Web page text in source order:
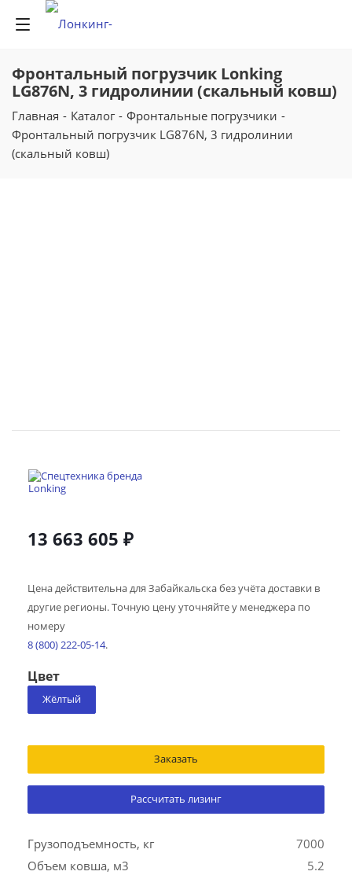
Фронтальный погрузчик Lonking
LG876N, 3 гидролинии (скальный ковш)
Главная - Каталог - Фронтальные погрузчики -
Фронтальный погрузчик LG876N, 3 гидролинии
(скальный ковш)
13 663 605 ₽
Цена действительна для Забайкальска без учёта доставки в
другие регионы. Точную цену уточняйте у менеджера по
номеру
8 (800) 222-05-14.
Цвет
Жёлтый
Заказать
Рассчитать лизинг
Грузоподъемность, кг
7000
Объем ковша, м3
5.2